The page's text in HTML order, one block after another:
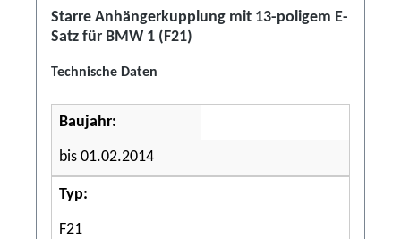
Starre Anhängerkupplung mit 13-poligem E-
Satz für BMW 1 (F21)
Technische Daten
Baujahr:
bis 01.02.2014
Typ:
F21